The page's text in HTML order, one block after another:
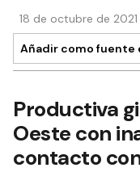
18 de octubre de
Añadir como fuente
Productiva
Oeste con
contacto